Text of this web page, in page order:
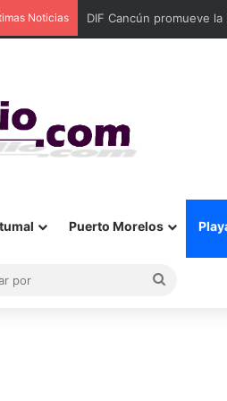
Noticias DIF Cancún promueve
Puerto Morelos
al azar